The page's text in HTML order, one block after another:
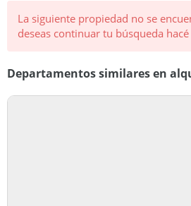
La siguiente propiedad no se
deseas continuar tu búsqueda hacé
Departamentos similares en